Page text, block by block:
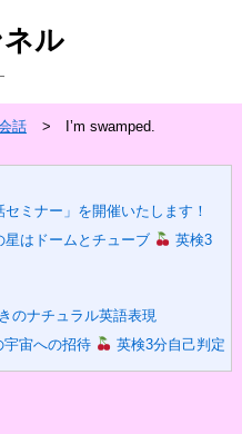
ル
話 I’m swamped.
ミナー」を開催いたします！
星はドームとチューブ
英検3
のナチュラル英語表現
宇宙への招待
英検3分自己判定